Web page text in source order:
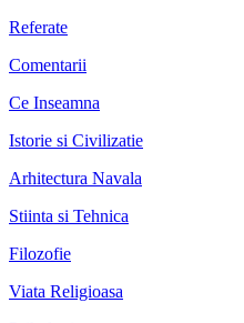
Referate
Comentarii
Ce Inseamna
Istorie si Civilizatie
Arhitectura Navala
Stiinta si Tehnica
Filozofie
Viata Religioasa